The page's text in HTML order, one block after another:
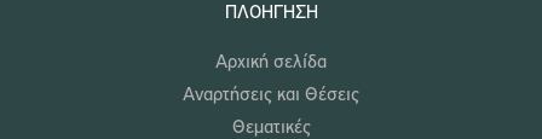
ΠΛΟΉΓΗΣΗ
Αρχική σελίδα
Αναρτήσεις και Θέσεις
Θεματικές